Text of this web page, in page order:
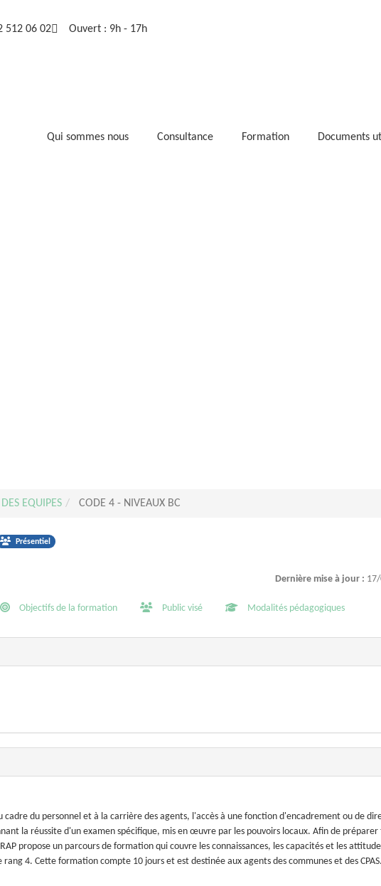
512 06 02 Ouvert : 9h - 17h
Qui sommes nous Consultance Formation Documents
EQUIPES CODE 4 - NIVEAUX BC
Présentiel
Dernière mise à jour :
Objectifs de la formation Public visé Modalités pédagogiques
du personnel et à la carrière des agents, l'accès à une fonction d'encadrement ou de
la réussite d'un examen spécifique, mis en œuvre par les pouvoirs locaux. Afin de
propose un parcours de formation qui couvre les connaissances, les capacités et les
4. Cette formation compte 10 jours et est destinée aux agents des communes et des